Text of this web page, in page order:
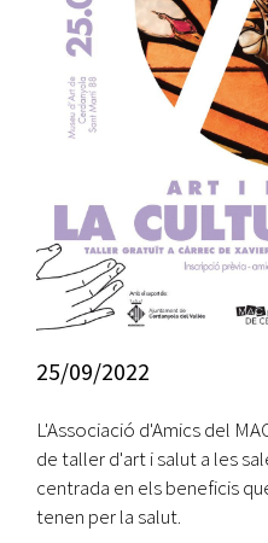
25/09/2022
L'Associació d'Amics del
de taller d'art i salut a les
centrada en els beneficis
tenen per la salut.